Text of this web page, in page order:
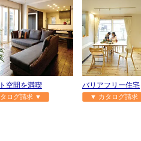
空間を満喫
ログ請求 ▼
バリアフリー住宅
▼ カタログ請